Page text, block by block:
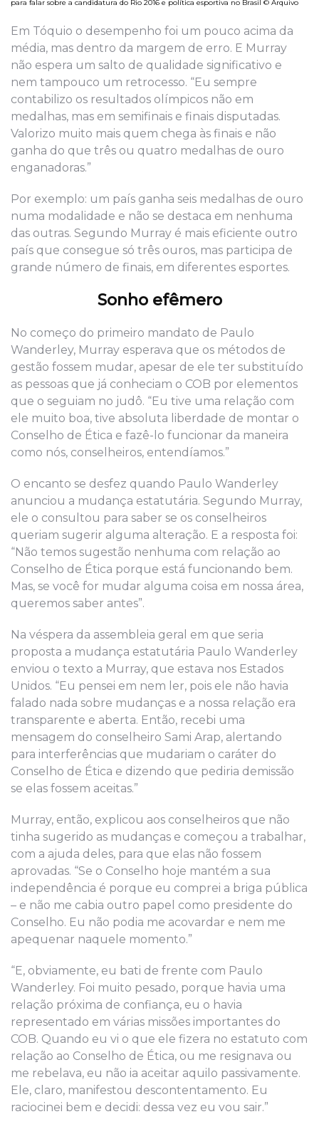
para falar sobre a candidatura do Rio 2016 e política esportiva no Brasil © Arquivo
Em Tóquio o desempenho foi um pouco acima da
média, mas dentro da margem de erro. E Murray
não espera um salto de qualidade significativo e
nem tampouco um retrocesso. “Eu sempre
contabilizo os resultados olímpicos não em
medalhas, mas em semifinais e finais disputadas.
Valorizo muito mais quem chega às finais e não
ganha do que três ou quatro medalhas de ouro
enganadoras.”
Por exemplo: um país ganha seis medalhas de ouro
numa modalidade e não se destaca em nenhuma
das outras. Segundo Murray é mais eficiente outro
país que consegue só três ouros, mas participa de
grande número de finais, em diferentes esportes.
Sonho efêmero
No começo do primeiro mandato de Paulo
Wanderley, Murray esperava que os métodos de
gestão fossem mudar, apesar de ele ter substituído
as pessoas que já conheciam o COB por elementos
que o seguiam no judô. “Eu tive uma relação com
ele muito boa, tive absoluta liberdade de montar o
Conselho de Ética e fazê-lo funcionar da maneira
como nós, conselheiros, entendíamos.”
O encanto se desfez quando Paulo Wanderley
anunciou a mudança estatutária. Segundo Murray,
ele o consultou para saber se os conselheiros
queriam sugerir alguma alteração. E a resposta foi:
“Não temos sugestão nenhuma com relação ao
Conselho de Ética porque está funcionando bem.
Mas, se você for mudar alguma coisa em nossa área,
queremos saber antes”.
Na véspera da assembleia geral em que seria
proposta a mudança estatutária Paulo Wanderley
enviou o texto a Murray, que estava nos Estados
Unidos. “Eu pensei em nem ler, pois ele não havia
falado nada sobre mudanças e a nossa relação era
transparente e aberta. Então, recebi uma
mensagem do conselheiro Sami Arap, alertando
para interferências que mudariam o caráter do
Conselho de Ética e dizendo que pediria demissão
se elas fossem aceitas.”
Murray, então, explicou aos conselheiros que não
tinha sugerido as mudanças e começou a trabalhar,
com a ajuda deles, para que elas não fossem
aprovadas. “Se o Conselho hoje mantém a sua
independência é porque eu comprei a briga pública
– e não me cabia outro papel como presidente do
Conselho. Eu não podia me acovardar e nem me
apequenar naquele momento.”
“E, obviamente, eu bati de frente com Paulo
Wanderley. Foi muito pesado, porque havia uma
relação próxima de confiança, eu o havia
representado em várias missões importantes do
COB. Quando eu vi o que ele fizera no estatuto com
relação ao Conselho de Ética, ou me resignava ou
me rebelava, eu não ia aceitar aquilo passivamente.
Ele, claro, manifestou descontentamento. Eu
raciocinei bem e decidi: dessa vez eu vou sair.”